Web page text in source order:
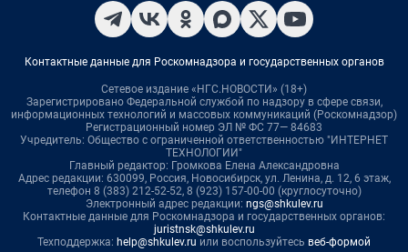
Контактные данные для Роскомнадзора и государственных органов
Сетевое издание «НГС.НОВОСТИ» (18+)
Зарегистрировано Федеральной службой по надзору в сфере связи,
информационных технологий и массовых коммуникаций (Роскомнадзор)
Регистрационный номер ЭЛ № ФС 77— 84683
Учредитель: Общество с ограниченной ответственностью "ИНТЕРНЕТ
ТЕХНОЛОГИИ"
Главный редактор: Громкова Елена Александровна
Адрес редакции: 630099, Россия, Новосибирск, ул. Ленина, д. 12, 6 этаж,
телефон 8 (383) 212-52-52, 8 (923) 157-00-00 (круглосуточно)
Электронный адрес редакции: ngs@shkulev.ru
Контактные данные для Роскомнадзора и государственных органов:
juristnsk@shkulev.ru
Техподдержка: help@shkulev.ru или воспользуйтесь веб-формой